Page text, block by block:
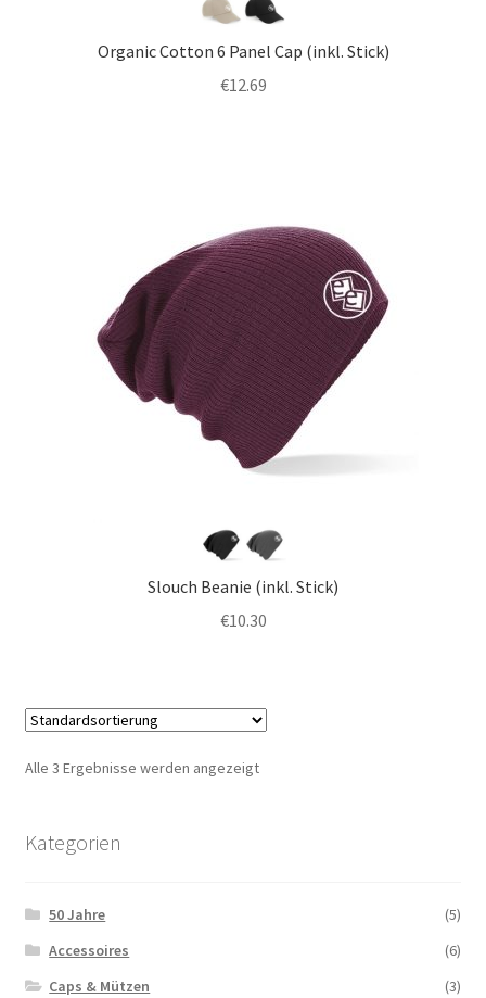
Organic Cotton 6 Panel Cap (inkl. Stick)
€12.69
Slouch Beanie (inkl. Stick)
€10.30
Alle 3 Ergebnisse werden angezeigt
Kategorien
50 Jahre
(5)
Accessoires
(6)
Caps & Mützen
(3)